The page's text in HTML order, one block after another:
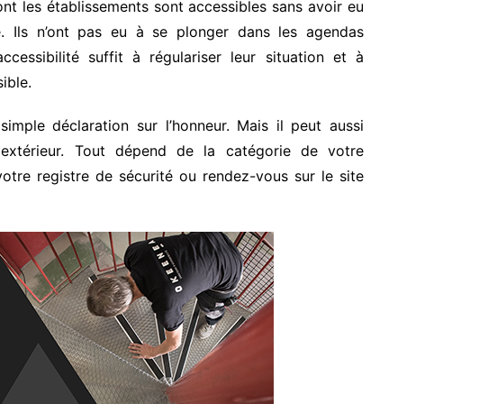
les établissements sont accessibles sans avoir eu
Ils n’ont pas eu à se plonger dans les agendas
suffit à régulariser leur situation et à
déclaration sur l’honneur. Mais il peut aussi
Tout dépend de la catégorie de votre
registre de sécurité ou rendez-vous sur le site